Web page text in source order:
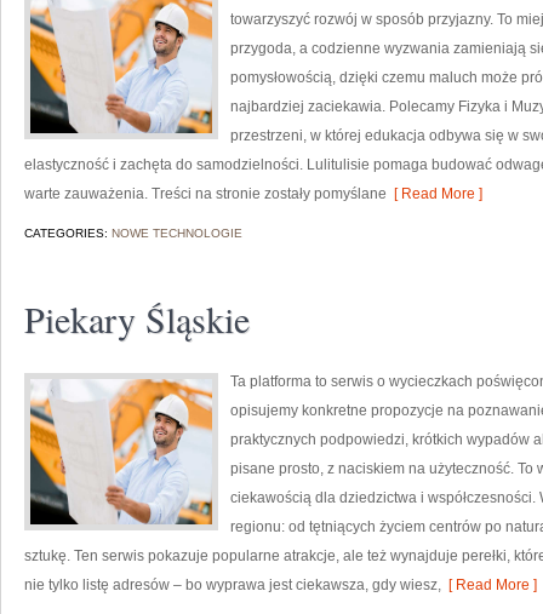
towarzyszyć rozwój w sposób przyjazny. To
przygoda, a codzienne wyzwania zamieniają
pomysłowością, dzięki czemu maluch może
najbardziej zaciekawia. Polecamy Fizyka i
przestrzeni, w której edukacja odbywa się w
elastyczność i zachęta do samodzielności. Lulitulisie pomaga budować
warte zauważenia. Treści na stronie zostały pomyślane [ Read More ]
CATEGORIES: NOWE TECHNOLOGIE
Piekary Śląskie
Ta platforma to serwis o wycieczkach
opisujemy konkretne propozycje na
praktycznych podpowiedzi, krótkich wypadów
pisane prosto, z naciskiem na użyteczność.
ciekawością dla dziedzictwa i
regionu: od tętniących życiem centrów po
sztukę. Ten serwis pokazuje popularne atrakcje, ale też wynajduje perełki,
nie tylko listę adresów – bo wyprawa jest ciekawsza, gdy wiesz, [ Read More ]